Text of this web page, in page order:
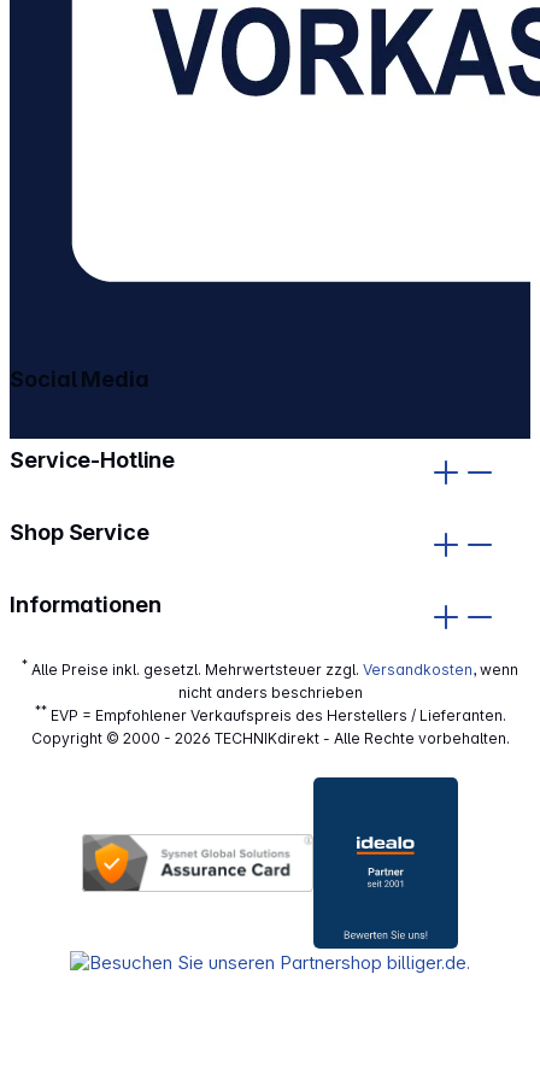
Service-Hotline
Shop Service
Informationen
Social Media
* Alle Preise inkl. gesetzl. Mehrwertsteuer zzgl. Versandkosten, wenn
nicht anders beschrieben
**EVP = Empfohlener Verkaufspreis des Herstellers / Lieferanten.
Copyright © 2000 - 2026 TECHNIKdirekt - Alle Rechte vorbehalten.